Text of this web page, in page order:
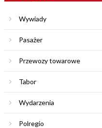
Wywiady
Pasażer
Przewozy towarowe
Tabor
Wydarzenia
Polregio